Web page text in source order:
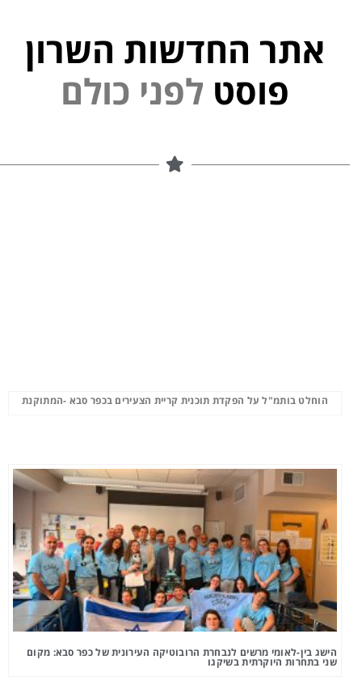
אתר החדשות השרון
פוסט
הוחלט בותמ"ל על הפקדת תוכנית קריית הצעירים בכפר סבא -המתוקנת
הישג בין-לאומי מרשים לנבחרת הרובוטיקה העירונית של כפר סבא: מקום
שני בתחרות היוקרתית בשיקגו